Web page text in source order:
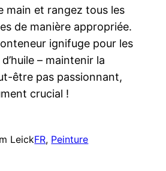
main et rangez tous les
de manière appropriée.
ignifuge pour les
– maintenir la
être pas passionnant,
crucial !
LeickFR, Peinture